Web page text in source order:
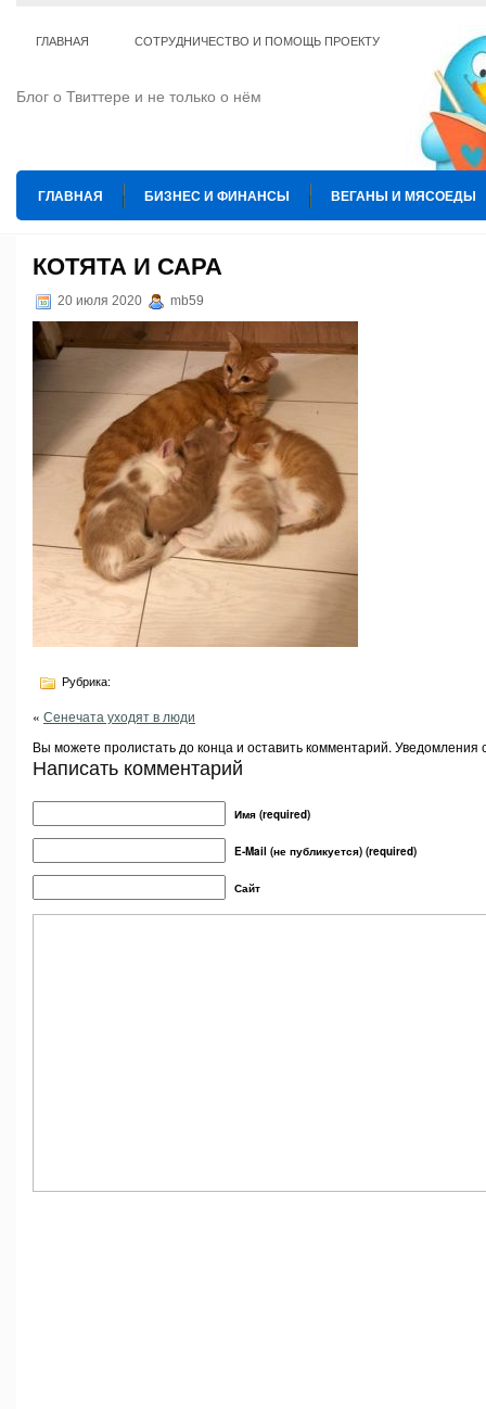
ГЛАВНАЯ СОТРУДНИЧЕСТВО И ПОМОЩЬ ПРОЕКТУ
Блог о Твиттере и не только о нём
ГЛАВНАЯ БИЗНЕС И ФИНАНСЫ ВЕГАНЫ И МЯСОЕДЫ
ТЕ КОГО ПРИРУЧИЛИ
КОТЯТА И САРА
20 июля 2020 mb59
Рубрика:
« Сенечата уходят в люди
Вы можете пролистать до конца и оставить комментарий. Уведомления
Написать комментарий
Имя (required)
E-Mail (не публикуется) (required)
Сайт